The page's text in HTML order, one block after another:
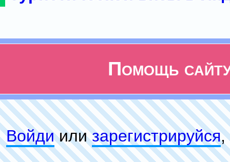
Помощь
Войдиилизарeгиcтpируйся,